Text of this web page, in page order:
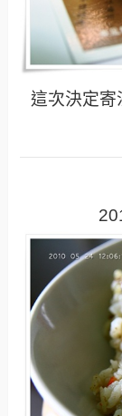
這次決定寄